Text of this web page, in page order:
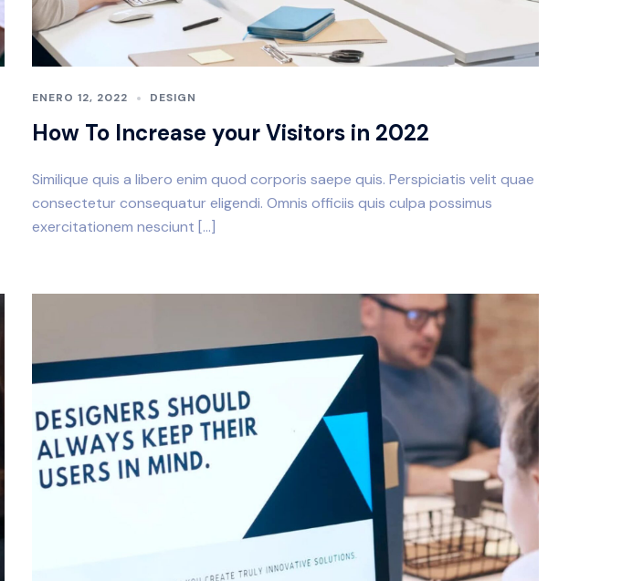
ENERO 12, 2022 DESIGN
How To Increase your Visitors in 2022
Similique quis a libero enim quod corporis saepe quis. Perspiciatis velit quae
consectetur consequatur eligendi. Omnis officiis quis culpa possimus
exercitationem nesciunt […]